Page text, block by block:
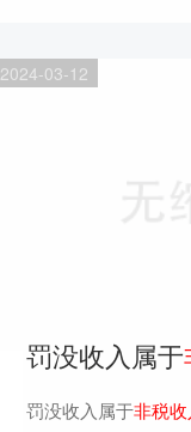
2024-03-12
罚没收入属于
罚没收入属于非税收